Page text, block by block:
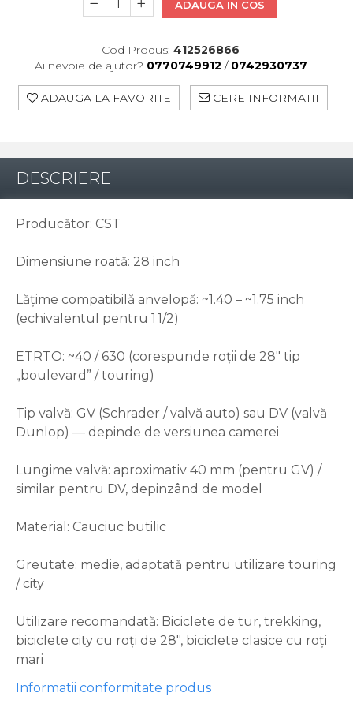
Saboti De Frana
Schimbatoare Viteze
ADAUGA IN COS
Cod Produs: 412526866
Ai nevoie de ajutor? 0770749912 / 0742930737
ADAUGA LA FAVORITE CERE INFORMATII
DESCRIERE
Producător: CST
Dimensiune roată: 28 inch
Lățime compatibilă anvelopă: ~1.40 – ~1.75 inch
(echivalentul pentru 1 1/2)
ETRTO: ~40 / 630 (corespunde roții de 28″ tip
„boulevard” / touring)
Tip valvă: GV (Schrader / valvă auto) sau DV (valvă
Dunlop) — depinde de versiunea camerei
Lungime valvă: aproximativ 40 mm (pentru GV) /
similar pentru DV, depinzând de model
Material: Cauciuc butilic
Greutate: medie, adaptată pentru utilizare touring
/ city
Utilizare recomandată: Biciclete de tur, trekking,
biciclete city cu roți de 28″, biciclete clasice cu roți
mari
Informatii conformitate produs